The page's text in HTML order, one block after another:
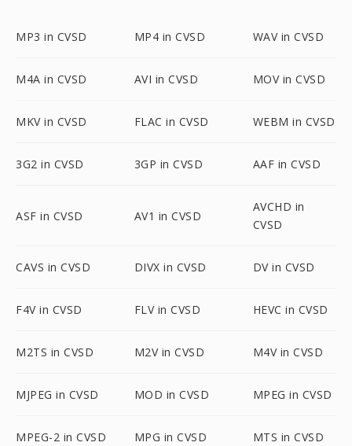
MP3 in CVSD MP4 in CVSD WAV in CVSD
M4A in CVSD AVI in CVSD MOV in CVSD
MKV in CVSD FLAC in CVSD WEBM in CVSD
3G2 in CVSD 3GP in CVSD AAF in CVSD
ASF in CVSD AV1 in CVSD
AVCHD in
CVSD
CAVS in CVSD DIVX in CVSD DV in CVSD
F4V in CVSD FLV in CVSD HEVC in CVSD
M2TS in CVSD M2V in CVSD M4V in CVSD
MJPEG in CVSD MOD in CVSD MPEG in CVSD
MPEG-2 in CVSD MPG in CVSD MTS in CVSD